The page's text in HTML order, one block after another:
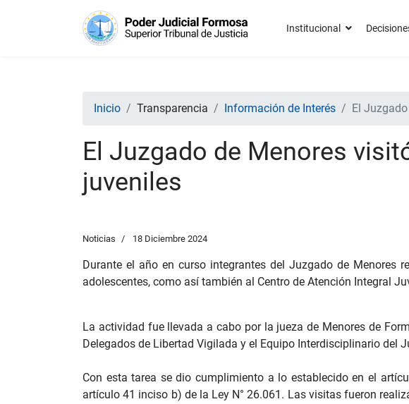
Institucional
Inicio Transparencia Información de Interés El
El Juzgado de Menores
juveniles
Noticias 18 Diciembre 2024
Durante el año en curso integrantes del Juzgado de Menores
adolescentes, como así también al Centro de Atención Integral
La actividad fue llevada a cabo por la jueza de Menores de
Delegados de Libertad Vigilada y el Equipo Interdisciplinario del
Con esta tarea se dio cumplimiento a lo establecido en el
artículo 41 inciso b) de la Ley N° 26.061. Las visitas fueron